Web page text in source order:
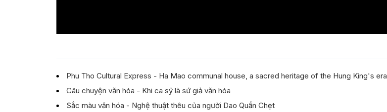
Phu Tho Cultural Express - Ha Mao communal house, a sacred heritage of the Hung King's era
Câu chuyện văn hóa - Khi ca sỹ là sứ giả văn hóa
Sắc màu văn hóa - Nghệ thuật thêu của người Dao Quần Chẹt